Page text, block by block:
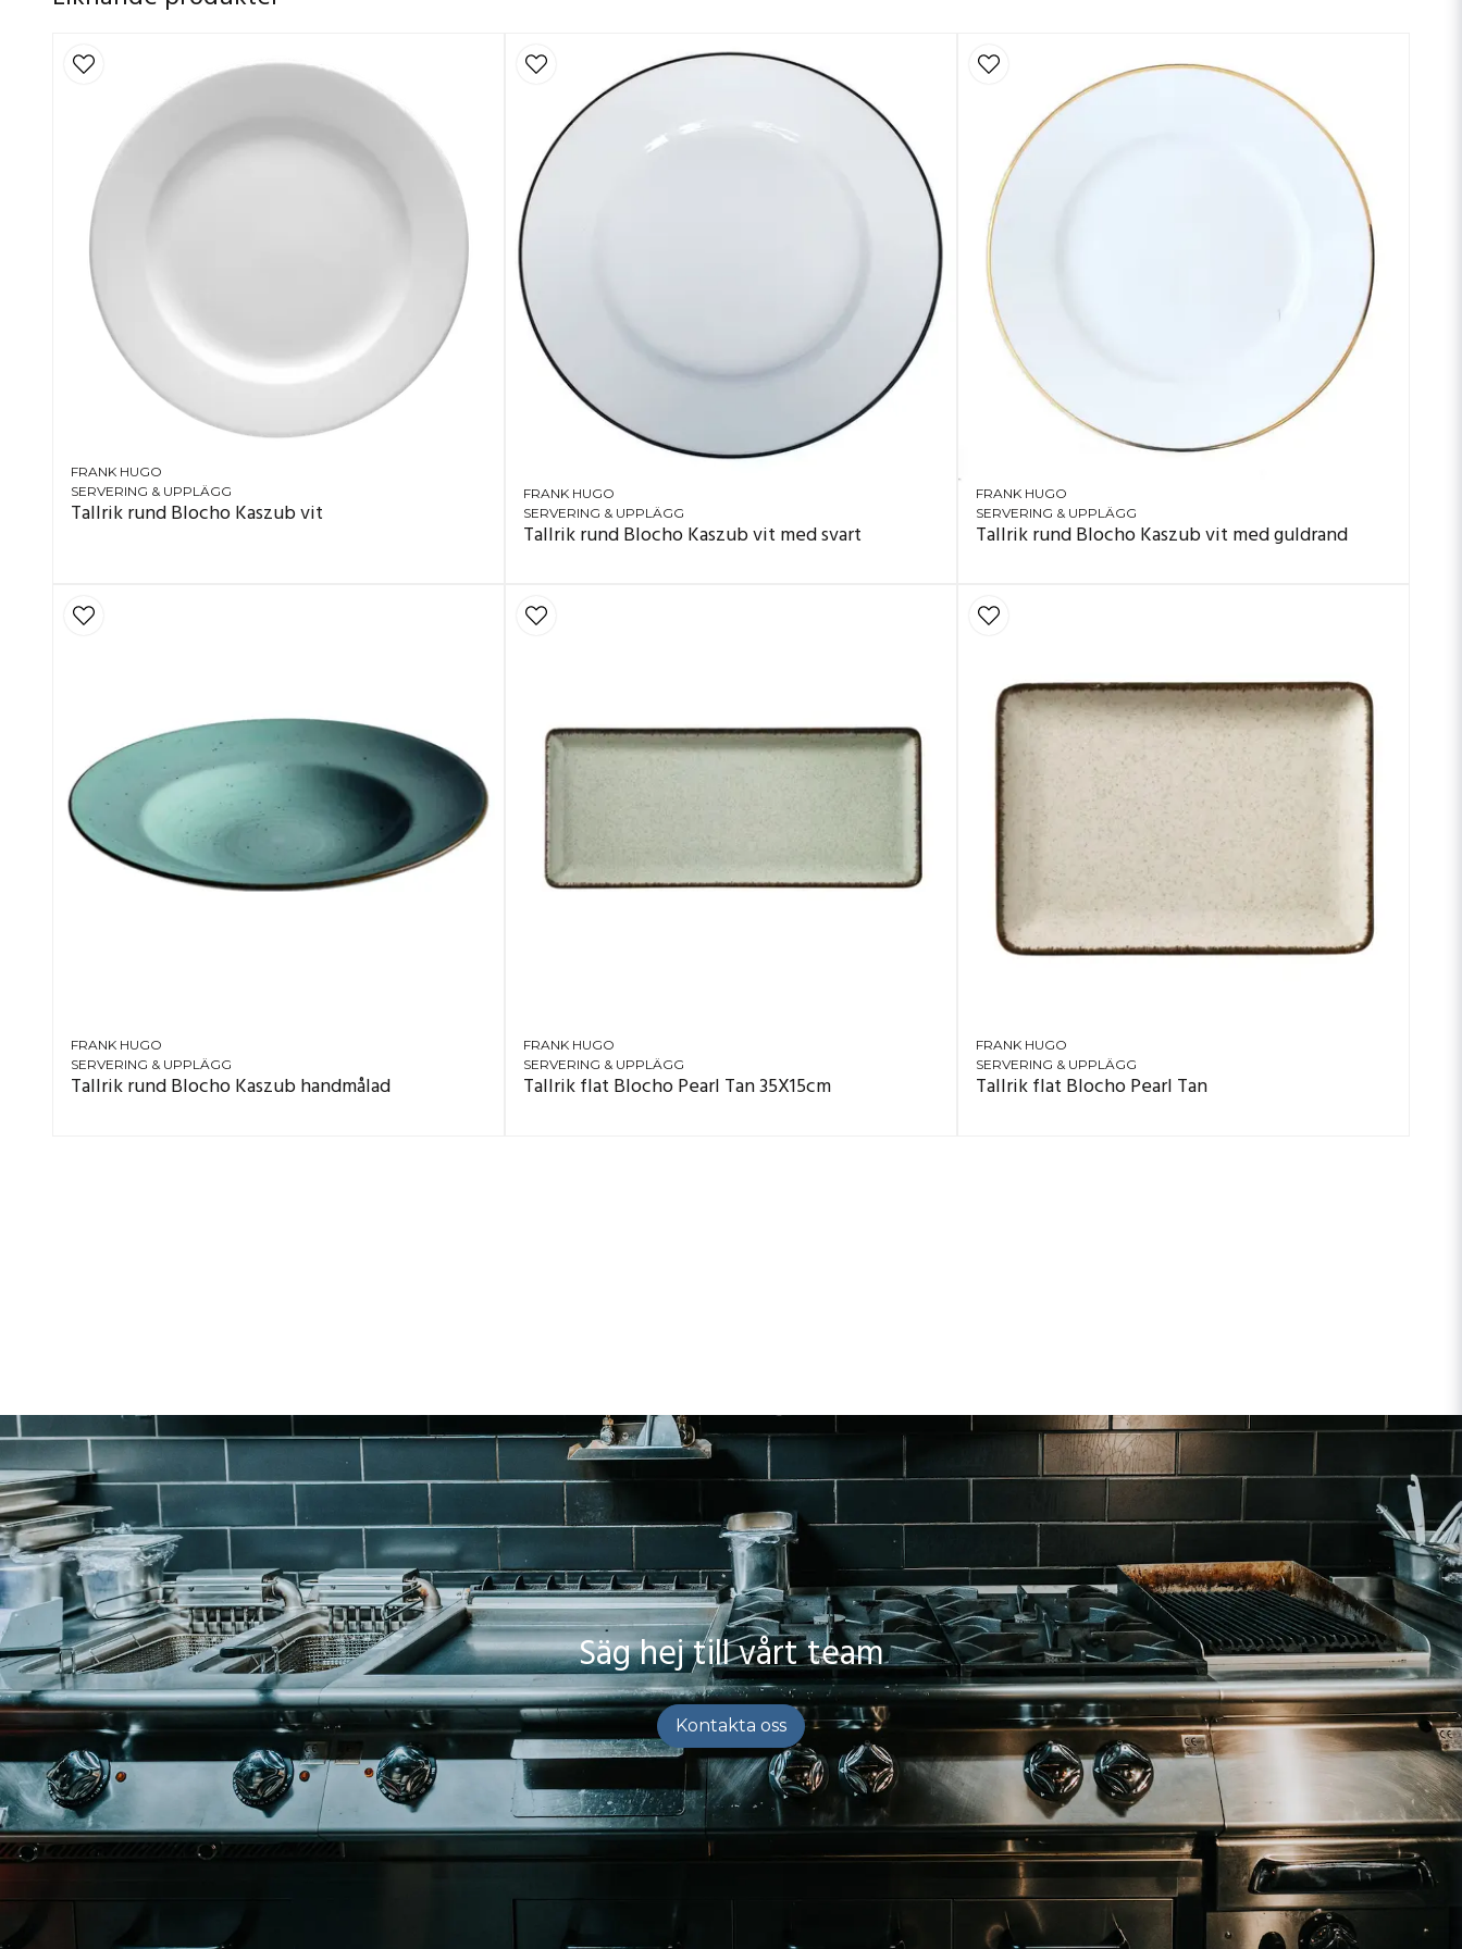
FRANK HUGO
SERVERING & UPPLÄGG
Tallrik rund Blocho Kaszub vit
FRANK HUGO
SERVERING & UPPLÄGG
Tallrik rund Blocho Kaszub vit med svart
FRANK HUGO
SERVERING & UPPLÄGG
Tallrik rund Blocho Kaszub vit med guldrand
FRANK HUGO
SERVERING & UPPLÄGG
Tallrik rund Blocho Kaszub handmålad
FRANK HUGO
SERVERING & UPPLÄGG
Tallrik flat Blocho Pearl Tan 35X15cm
FRANK HUGO
SERVERING & UPPLÄGG
Tallrik flat Blocho Pearl Tan
Säg hej till vårt team
Kontakta oss